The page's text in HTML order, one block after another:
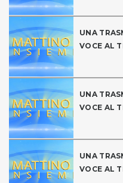
UNA
VOCE AL
UNA
VOCE AL
UNA
VOCE AL